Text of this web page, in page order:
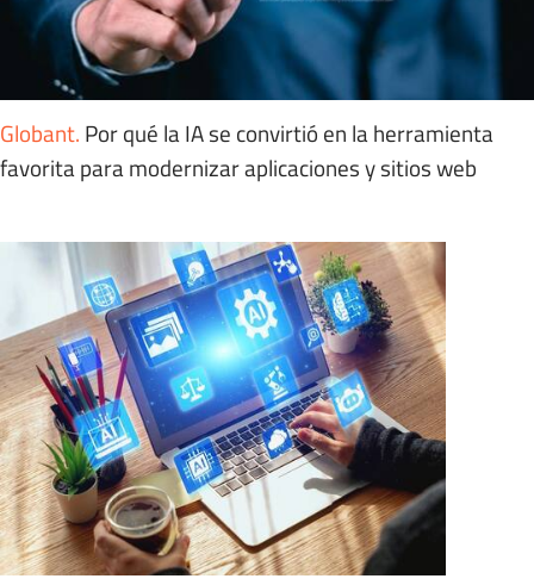
Globant. Por qué la IA se convirtió en la herramienta
favorita para modernizar aplicaciones y sitios web